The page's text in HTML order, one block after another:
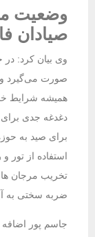
وضعیت
صیادان
وی بیان کرد: در
صورت می‌گیرد و
همیشه شرایط
دغدغه جدی
برای صید به
استفاده از تور
تخریب مرجان ها
ضربه سختی به
جاسم پور اضافه